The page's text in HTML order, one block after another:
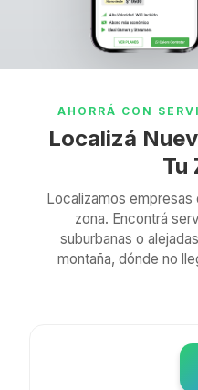
AHORRÁ CON
Localizá
Tu
Localizamos
zona. Encontrá
suburbanas o
montaña, dónde no